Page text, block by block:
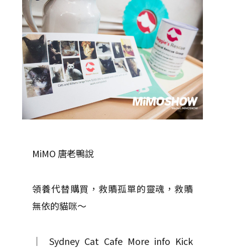
MiMO 唐老鴨說
領養代替購買，救贖孤單的靈魂，救贖
無依的貓咪～
｜ Sydney Cat Cafe More info Kick